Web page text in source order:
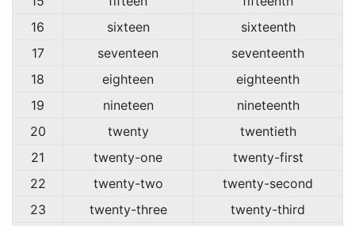
16
sixteen
sixteenth
17
seventeen
seventeenth
18
eighteen
eighteenth
19
nineteen
nineteenth
20
twenty
twentieth
21
twenty-one
twenty-first
22
twenty-two
twenty-second
23
twenty-three
twenty-third